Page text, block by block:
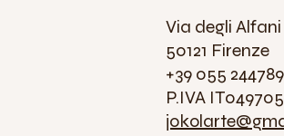
Via degli Alfani
50121 Firenze
+39 055 244789
P.IVA